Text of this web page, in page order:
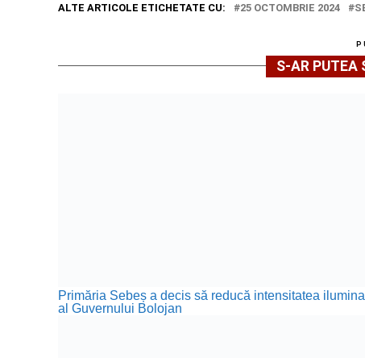
ALTE ARTICOLE ETICHETATE CU: 25 OCTOMBRIE 2024
S-AR PUTEA
Primăria Sebeș a decis să reducă intensitatea
al Guvernului Bolojan